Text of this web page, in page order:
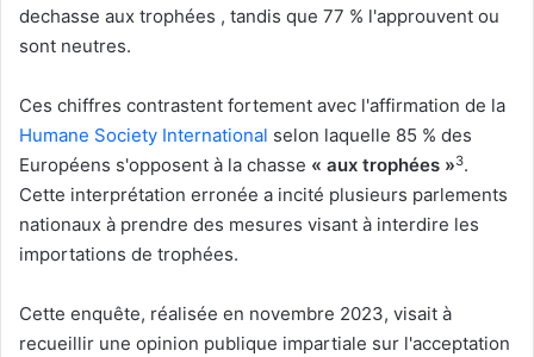
dechasse aux trophées , tandis que 77 % l'approuvent ou
sont neutres.
Ces chiffres contrastent fortement avec l'affirmation de la
Humane Society International selon laquelle 85 % des
Européens s'opposent à la chasse « aux trophées »3.
Cette interprétation erronée a incité plusieurs parlements
nationaux à prendre des mesures visant à interdire les
importations de trophées.
Cette enquête, réalisée en novembre 2023, visait à
recueillir une opinion publique impartiale sur l'acceptation